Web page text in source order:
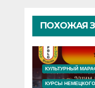
ПОХОЖАЯ
КУЛЬТУРНЫЙ
КУРСЫ